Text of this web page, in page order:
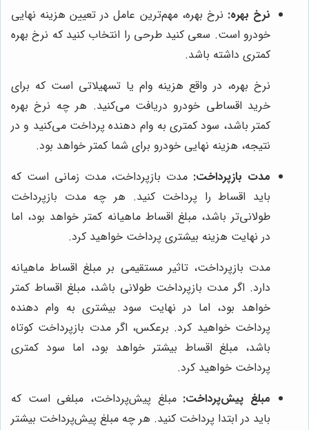
نرخ بهره: نرخ بهره، مهم‌ترین عامل در تعیین هزینه نهایی
خودرو است. سعی کنید طرحی را انتخاب کنید که نرخ بهره
کمتری داشته باشد.
نرخ بهره، در واقع هزینه وام یا تسهیلاتی است که برای
خرید اقساطی خودرو دریافت می‌کنید. هر چه نرخ بهره
کمتر باشد، سود کمتری به وام دهنده پرداخت می‌کنید و در
نتیجه، هزینه نهایی خودرو برای شما کمتر خواهد بود.
مدت بازپرداخت: مدت بازپرداخت، مدت زمانی است که
باید اقساط را پرداخت کنید. هر چه مدت بازپرداخت
طولانی‌تر باشد، مبلغ اقساط ماهیانه کمتر خواهد بود، اما
در نهایت هزینه بیشتری پرداخت خواهید کرد.
مدت بازپرداخت، تاثیر مستقیمی بر مبلغ اقساط ماهیانه
دارد. اگر مدت بازپرداخت طولانی باشد، مبلغ اقساط کمتر
خواهد بود، اما در نهایت سود بیشتری به وام دهنده
پرداخت خواهید کرد. برعکس، اگر مدت بازپرداخت کوتاه
باشد، مبلغ اقساط بیشتر خواهد بود، اما سود کمتری
پرداخت خواهید کرد.
مبلغ پیش‌پرداخت: مبلغ پیش‌پرداخت، مبلغی است که
باید در ابتدا پرداخت کنید. هر چه مبلغ پیش‌پرداخت بیشتر